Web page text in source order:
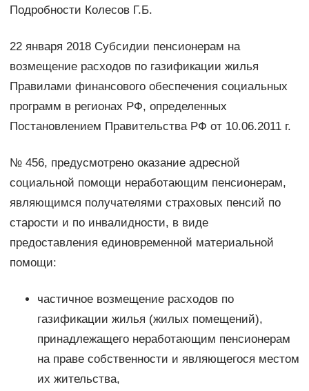
Подробности Колесов Г.Б.
22 января 2018 Субсидии пенсионерам на
возмещение расходов по газификации жилья
Правилами финансового обеспечения социальных
программ в регионах РФ, определенных
Постановлением Правительства РФ от 10.06.2011 г.
№ 456, предусмотрено оказание адресной
социальной помощи неработающим пенсионерам,
являющимся получателями страховых пенсий по
старости и по инвалидности, в виде
предоставления единовременной материальной
помощи:
частичное возмещение расходов по
газификации жилья (жилых помещений),
принадлежащего неработающим пенсионерам
на праве собственности и являющегося местом
их жительства,